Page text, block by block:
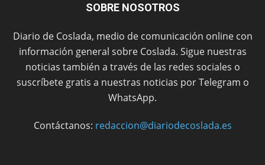
SOBRE NOSOTROS
Diario de Coslada, medio de comunicación online con
información general sobre Coslada. Sigue nuestras
noticias también a través de las redes sociales o
suscríbete gratis a nuestras noticias por Telegram o
WhatsApp.
Contáctanos: redaccion@diariodecoslada.es